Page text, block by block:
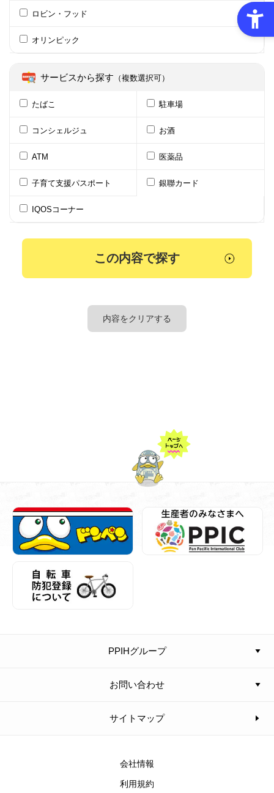
ロビン・フッド
オリンピック
サービスから探す （複数選択可）
たばこ 駐車場
コンシェルジュ お酒
ATM 医薬品
子育て支援パスポート 銀聯カード
IQOSコーナー
PPIHグループ
お問い合わせ
サイトマップ
会社情報
利用規約